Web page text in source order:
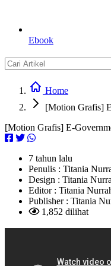
Ebook
Home
[Motion Grafis]
[Motion Grafis] E-
7 tahun lalu
Penulis : Titania
Design : Titania
Editor : Titania
Publisher : Titania
1,852 dilihat